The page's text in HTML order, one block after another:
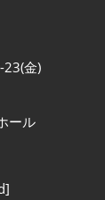
金)
ール